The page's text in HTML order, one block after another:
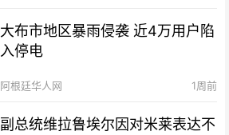
大布市地区暴雨侵袭 近4万用户陷
入停电
阿根廷华人网 1周前
副总统维拉鲁埃尔因对米莱表达不